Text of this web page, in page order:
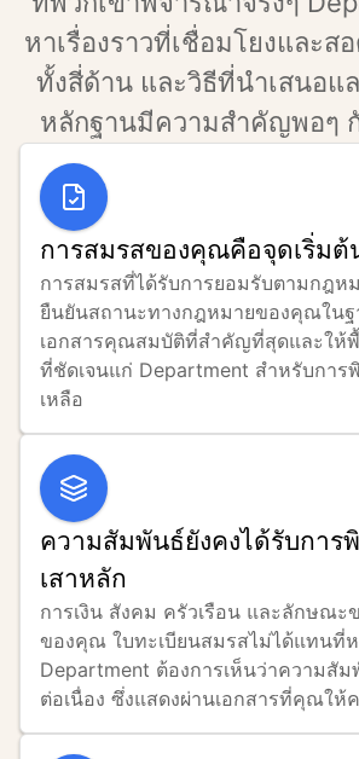
หาเรื่องราวที่เชื่อมโยงและส
ทั้งสี่ด้าน และวิธีที่นำเสนอแ
หลักฐานมีความสำคัญพอๆ
การสมรสของคุณคือจุดเริ่มต้
การสมรสที่ได้รับการยอมรับตามกฎหม
ยืนยันสถานะทางกฎหมายของคุณในฐ
เอกสารคุณสมบัติที่สำคัญที่สุดและให้พื้
ที่ชัดเจนแก่ Department สำหรับกา
เหลือ
ความสัมพันธ์ยังคงได้รับการ
เสาหลัก
การเงิน สังคม ครัวเรือน และลักษณะ
ของคุณ ใบทะเบียนสมรสไม่ได้แทนที่
Department ต้องการเห็นว่าความสั
ต่อเนื่อง ซึ่งแสดงผ่านเอกสารที่คุณให้